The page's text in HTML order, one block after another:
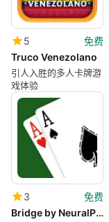
5
免费
Truco Venezolano
引人入胜的多人卡牌游
戏体验
3
免费
Bridge by NeuralPlay